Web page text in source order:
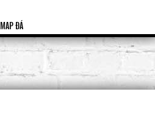
MAP ĐÁ